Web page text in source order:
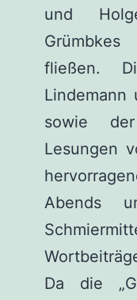
und
fließen.
Lindemann
sowie
Lesungen
Abends
Da die